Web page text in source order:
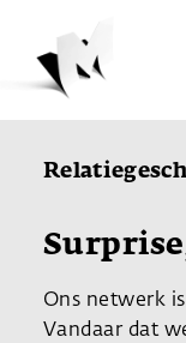
Ons netwerk
Vandaar dat